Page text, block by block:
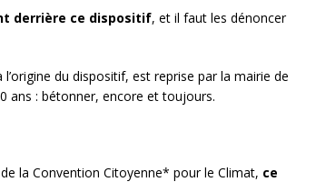
derrière ce dispositif, et il faut les dénoncer
du dispositif, est reprise par la mairie de
ans : bétonner, encore et toujours.
la Convention Citoyenne* pour le Climat, ce